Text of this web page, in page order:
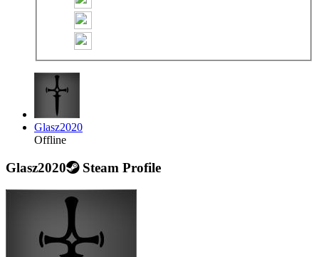
Glasz2020
Offline
Glasz2020 Steam Profile